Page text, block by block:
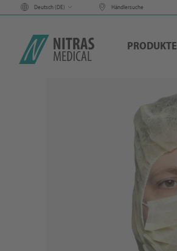
Deutsch (DE) Händlersuche
PRODUKTE